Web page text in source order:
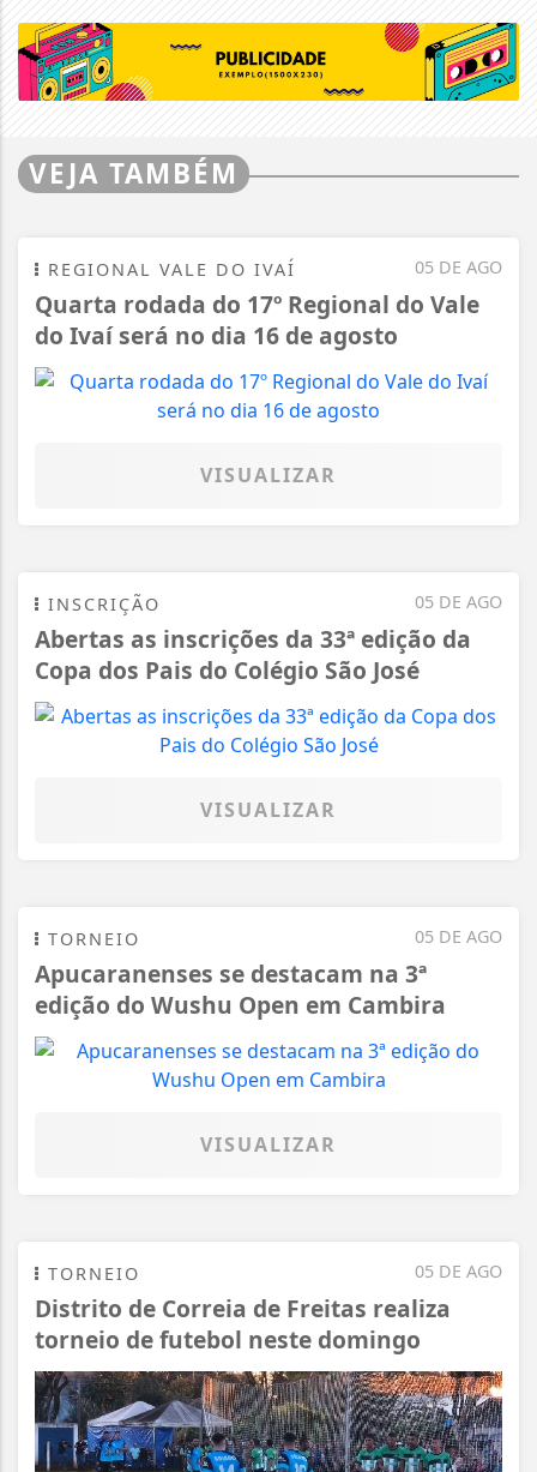
VEJA TAMBÉM
05 DE AGO
REGIONAL VALE DO IVAÍ
Quarta rodada do 17º Regional do Vale
do Ivaí será no dia 16 de agosto
VISUALIZAR
05 DE AGO
INSCRIÇÃO
Abertas as inscrições da 33ª edição da
Copa dos Pais do Colégio São José
VISUALIZAR
05 DE AGO
TORNEIO
Apucaranenses se destacam na 3ª
edição do Wushu Open em Cambira
VISUALIZAR
05 DE AGO
TORNEIO
Distrito de Correia de Freitas realiza
torneio de futebol neste domingo